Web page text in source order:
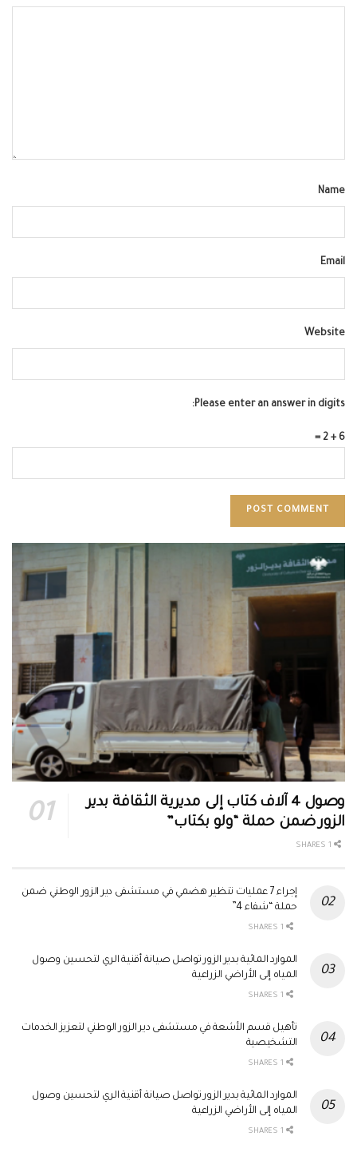
Name
Email
Website
Please enter an answer in digits:
6 + 2 =
وصول 4 آلاف كتاب إلى مديرية الثقافة بدير
الزور ضمن حملة “ولو بكتاب”
إجراء 7 عمليات تنظير هضمي في مستشفى دير الزور الوطني ضمن
حملة “شفاء 4”
الموارد المائية بدير الزور تواصل صيانة أقنية الري لتحسين وصول
المياه إلى الأراضي الزراعية
تأهيل قسم الأشعة في مستشفى دير الزور الوطني لتعزيز الخدمات
التشخيصية
الموارد المائية بدير الزور تواصل صيانة أقنية الري لتحسين وصول
المياه إلى الأراضي الزراعية